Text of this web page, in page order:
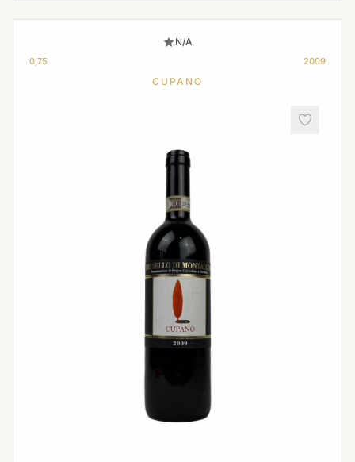
N/A
0,75 2009
CUPANO